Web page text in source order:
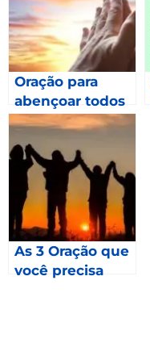
Oração para
abençoar todos
os meses de
2023 – Gálatas
6.9
As 3 Oração que
você precisa